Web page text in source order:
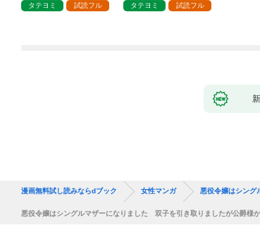
タテヨミ 試読フル タテヨミ 試読フル
漫画無料試し読みならdブック 女性マンガ 悪役令嬢はシング
悪役令嬢はシングルマザーになりました 双子を引き取りましたが公爵様